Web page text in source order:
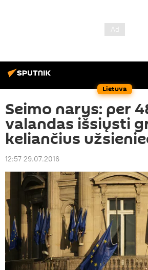
Lietuva
Seimo narys: per
valandas išsiųsti
keliančius
12:57 29.07.2016